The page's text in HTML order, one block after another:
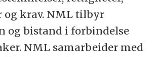
og krav. NML tilbyr
og bistand i forbindelse
NML samarbeider med